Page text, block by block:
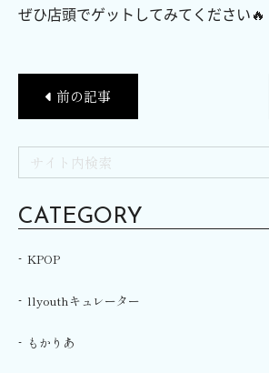
ぜひ店頭でゲットしてみてください🔥
前の記事
CATEGORY
KPOP
llyouthキュレーター
もかりあ